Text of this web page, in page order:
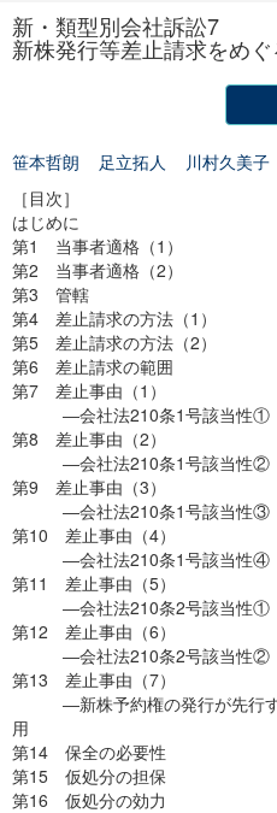
新・類型別会社訴訟7
新株発行等差止請求をめ
笹本哲朗 足立拓人
川村久美子
［目次］
はじめに
第1 当事者適格（1）
第2 当事者適格（2）
第3 管轄
第4 差止請求の方法（1）
第5 差止請求の方法（2）
第6 差止請求の範囲
第7 差止事由（1）
―会社法210条1号該当性①
第8 差止事由（2）
―会社法210条1号該当性②
第9 差止事由（3）
―会社法210条1号該当性③
第10 差止事由（4）
―会社法210条1号該当性④
第11 差止事由（5）
―会社法210条2号該当性①
第12 差止事由（6）
―会社法210条2号該当性②
第13 差止事由（7）
―新株予約権の発行が先行す
用
第14 保全の必要性
第15 仮処分の担保
第16 仮処分の効力